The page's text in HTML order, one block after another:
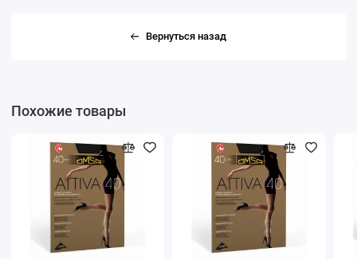
Вернуться назад
Похожие товары